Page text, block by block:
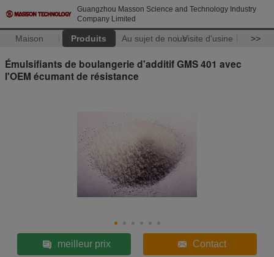
Guangzhou Masson Science and Technology Industry
Company Limited
Maison Produits Au sujet de nousVisite d'usine >>
Émulsifiants de boulangerie d'additif GMS 401 avec
l'OEM écumant de résistance
meilleur prix Contact